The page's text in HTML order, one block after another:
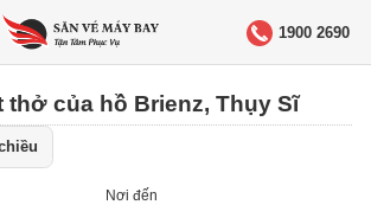
1900 2690
thở của hồ Brienz, Thụy Sĩ
Nơi đến